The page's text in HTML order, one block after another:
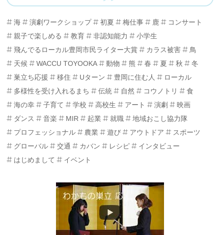
海 演劇ワークショップ 初夏 梅仕事 鹿
コンサート
親子で楽しめる
教育 非認知能力
小学生
飛んでるローカル豊岡市民ライター大賞
カラス被害
鳥
天候
WACCU TOYOOKA 動物 熊 春 夏 秋
冬
巣立ち応援
移住 Uターン 豊岡に住む人
ローカル
多様性を受け入れるまち
伝統 自然 コウノトリ
食
海の幸
子育て 学校 高校生 アート 演劇
映画
ダンス
音楽 MIR 起業 就職
地域おこし協力隊
プロフェッショナル
農業 遊び アウトドア
スポーツ
グローバル
交通 カバン レシピ
インタビュー
はじめまして
イベント